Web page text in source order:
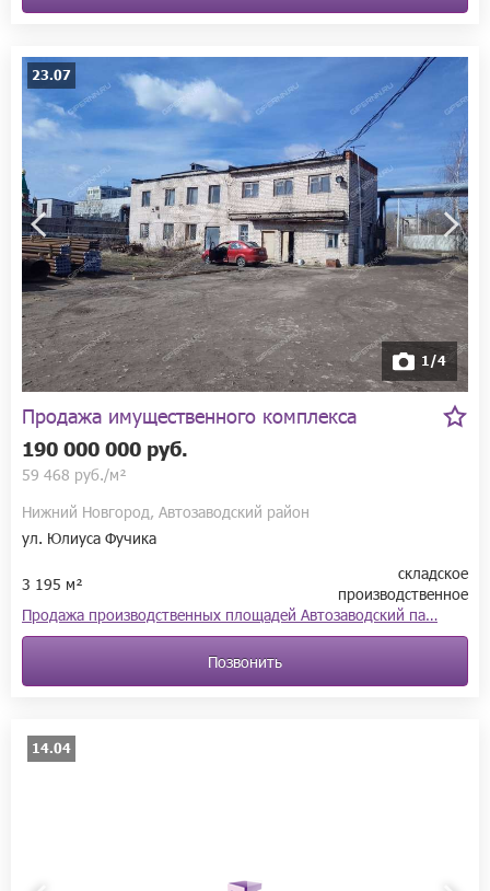
23.07
1/4
Продажа имущественного комплекса
190 000 000 руб.
59 468 руб./м²
Нижний Новгород, Автозаводский район
ул. Юлиуса Фучика
3 195 м²
складское
производственное
Продажа производственных площадей Автозаводский па…
Позвонить
14.04